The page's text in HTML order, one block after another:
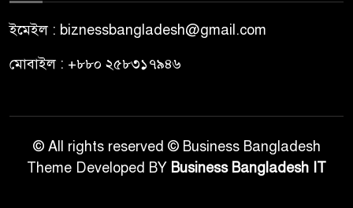
ইমেইল : biznessbangladesh@gmail.com
মোবাইল : +৮৮০ ২৫৮৩১৭৯৪৬
© All rights reserved © Business Bangladesh
Theme Developed BY Business Bangladesh IT